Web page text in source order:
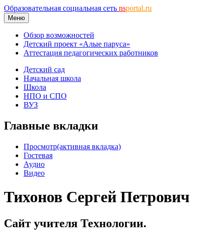
Образовательная социальная сеть nsportal.ru
Меню
Обзор возможностей
Детский проект «Алые паруса»
Аттестация педагогических работников
Детский сад
Начальная школа
Школа
НПО и СПО
ВУЗ
Главные вкладки
Просмотр(активная вкладка)
Гостевая
Аудио
Видео
Тихонов Сергей Петрович
Сайт учителя Технологии.